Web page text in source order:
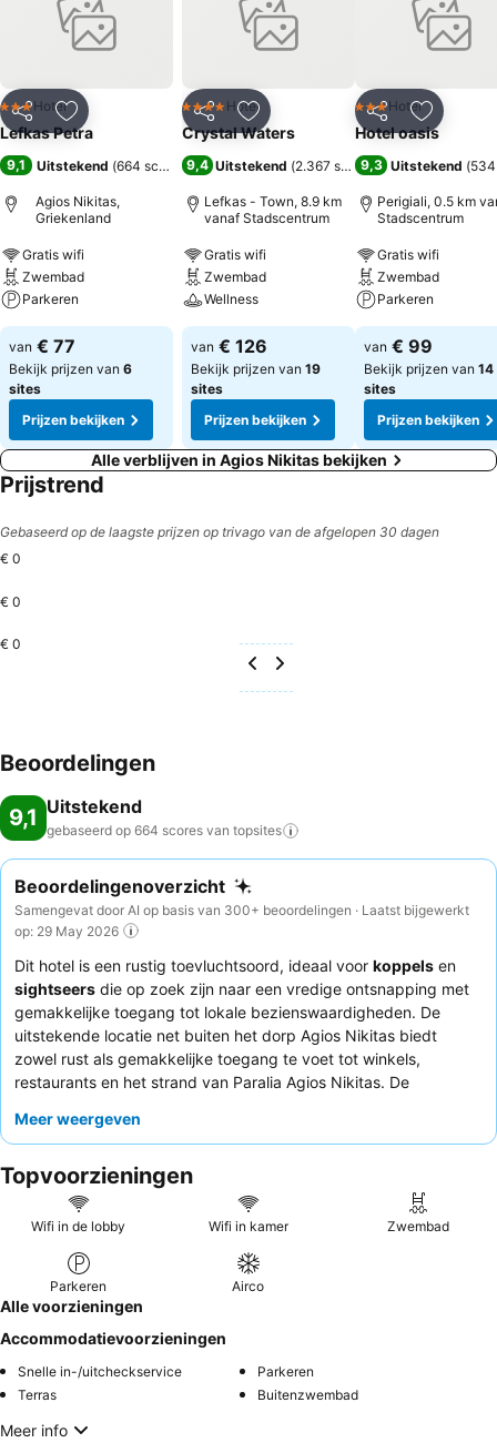
Delen Toevoegen aan favorieten
3 Sterren
Hotel
Lefkas Petra
9,1 Uitstekend (664 scores)
Agios Nikitas,
Griekenland
Gratis wifi
Zwembad
Parkeren
van € 77
Bekijk prijzen van 6
sites
Prijzen bekijken
Delen Toevoegen aan favorieten
4 SterrenHotel
Crystal Waters
9,4 Uitstekend (2.367 scores)
Lefkas - Town, 8.9 km
vanaf Stadscentrum
Gratis wifi
Zwembad
Wellness
van € 126
Bekijk prijzen van 19
sites
Prijzen bekijken
Delen
3 Sterren
Hotel
Hotel oasis
9,3 Uitstekend (
Perigiali, 0.5 km
Stadscentrum
Gratis wifi
Zwembad
Parkeren
van € 99
Bekijk prijzen van 14
sites
Prijzen bekijken
Alle verblijven in Agios Nikitas bekijken
Prijstrend
Gebaseerd op de laagste prijzen op trivago van de afgelopen 30 dagen
€ 0
€ 0
€ 0
Beoordelingen
9,1 Uitstekend
gebaseerd op 664 scores van topsites
Beoordelingenoverzicht
Samengevat door AI op basis van 300+ beoordelingen · Laatst bijgewerkt
op: 29 May 2026
Dit hotel is een rustig toevluchtsoord, ideaal voor koppels en
sightseers die op zoek zijn naar een vredige ontsnapping met
gemakkelijke toegang tot lokale bezienswaardigheden. De
uitstekende locatie net buiten het dorp Agios Nikitas biedt
zowel rust als gemakkelijke toegang te voet tot winkels,
restaurants en het strand van Paralia Agios Nikitas. De
ruim zwembad, perfect om te ontspannen na een dag vol
gastvrijheid van het personeel en het heerlijke, gevarieerde
ontbijtbuffet
met huisgemaakte opties. Voor de beste ervaring
kunt u overwegen een kamer met een
aan te vragen om
Meer weergeven
Topvoorzieningen
Wifi in de lobby Wifi in kamer Zwembad
Parkeren Airco
Alle voorzieningen
Accommodatievoorzieningen
Snelle in-/uitcheckservice
Parkeren
Terras
Buitenzwembad
Meer info